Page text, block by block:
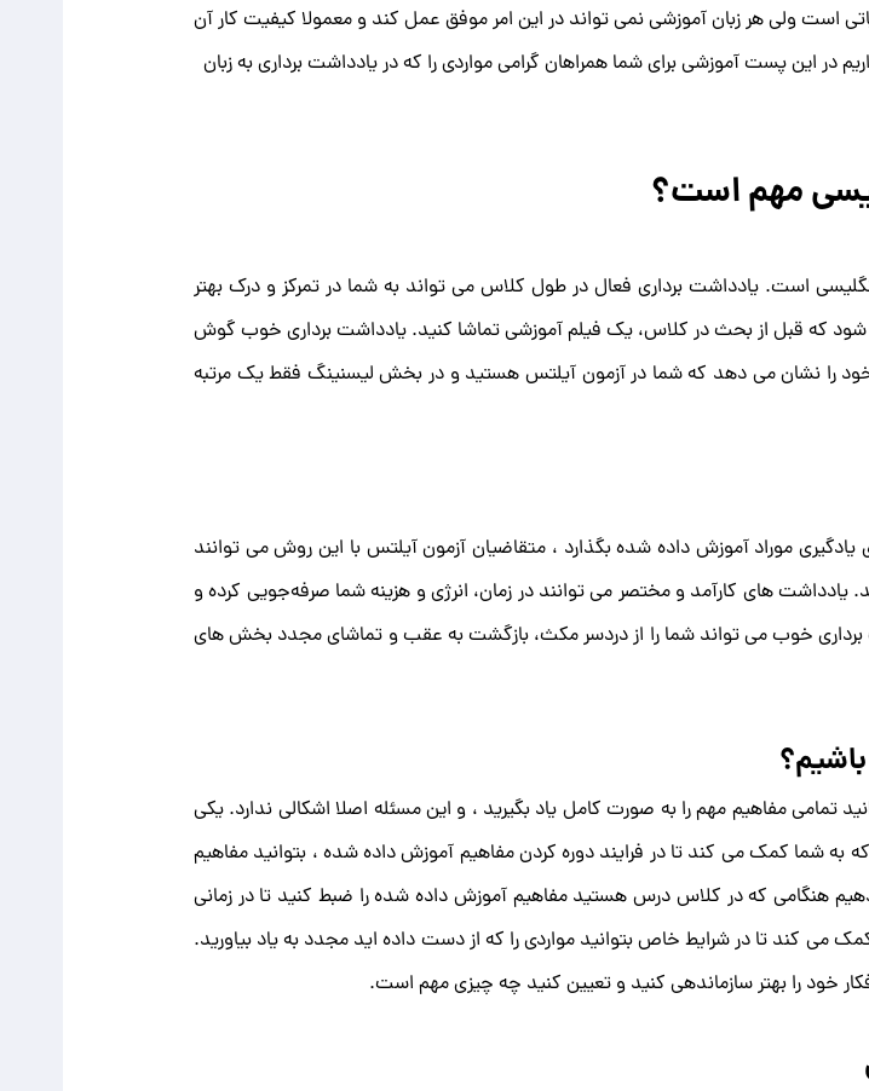
است ولی هر زبان آموزشی نمی تواند در این امر موفق عمل کند و معمولا کیفیت کار آن
در این پست آموزشی برای شما همراهان گرامی مواردی را که در یادداشت برداری به زبان
مهم است؟
است. یادداشت برداری فعال در طول کلاس می تواند به شما در تمرکز و درک بهتر
که قبل از بحث در کلاس، یک فیلم آموزشی تماشا کنید. یادداشت برداری خوب گوش
را نشان می دهد که شما در آزمون آیلتس هستید و در بخش لیسنینگ فقط یک مرتبه
موراد آموزش داده شده بگذارد ، متقاضیان آزمون آیلتس با این روش می توانند
یادداشت ‌های کارآمد و مختصر می ‌توانند در زمان، انرژی و هزینه شما صرفه‌جویی کرده و
برداری خوب می تواند شما را از دردسر مکث، بازگشت به عقب و تماشای مجدد بخش های
مفاهیم مهم را به صورت کامل یاد بگیرید ، و این مسئله اصلا اشکالی ندارد. یکی
شما کمک می کند تا در فرایند دوره کردن مفاهیم آموزش داده شده ، بتوانید مفاهیم
هنگامی که در کلاس درس هستید مفاهیم آموزش داده شده را ضبط کنید تا در زمانی
می کند تا در شرایط خاص بتوانید مواردی را که از دست داده اید مجدد به یاد بیاورید.
خود را بهتر سازماندهی کنید و تعیین کنید چه چیزی مهم است.